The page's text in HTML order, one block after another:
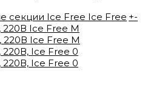
секции Ice Free Ice Free +-
220В Ice Free М
220В Ice Free M
220В, Ice Free 0
220В, Ice Free 0